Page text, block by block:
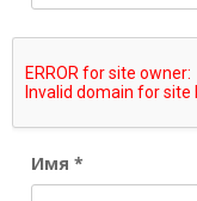
Имя *